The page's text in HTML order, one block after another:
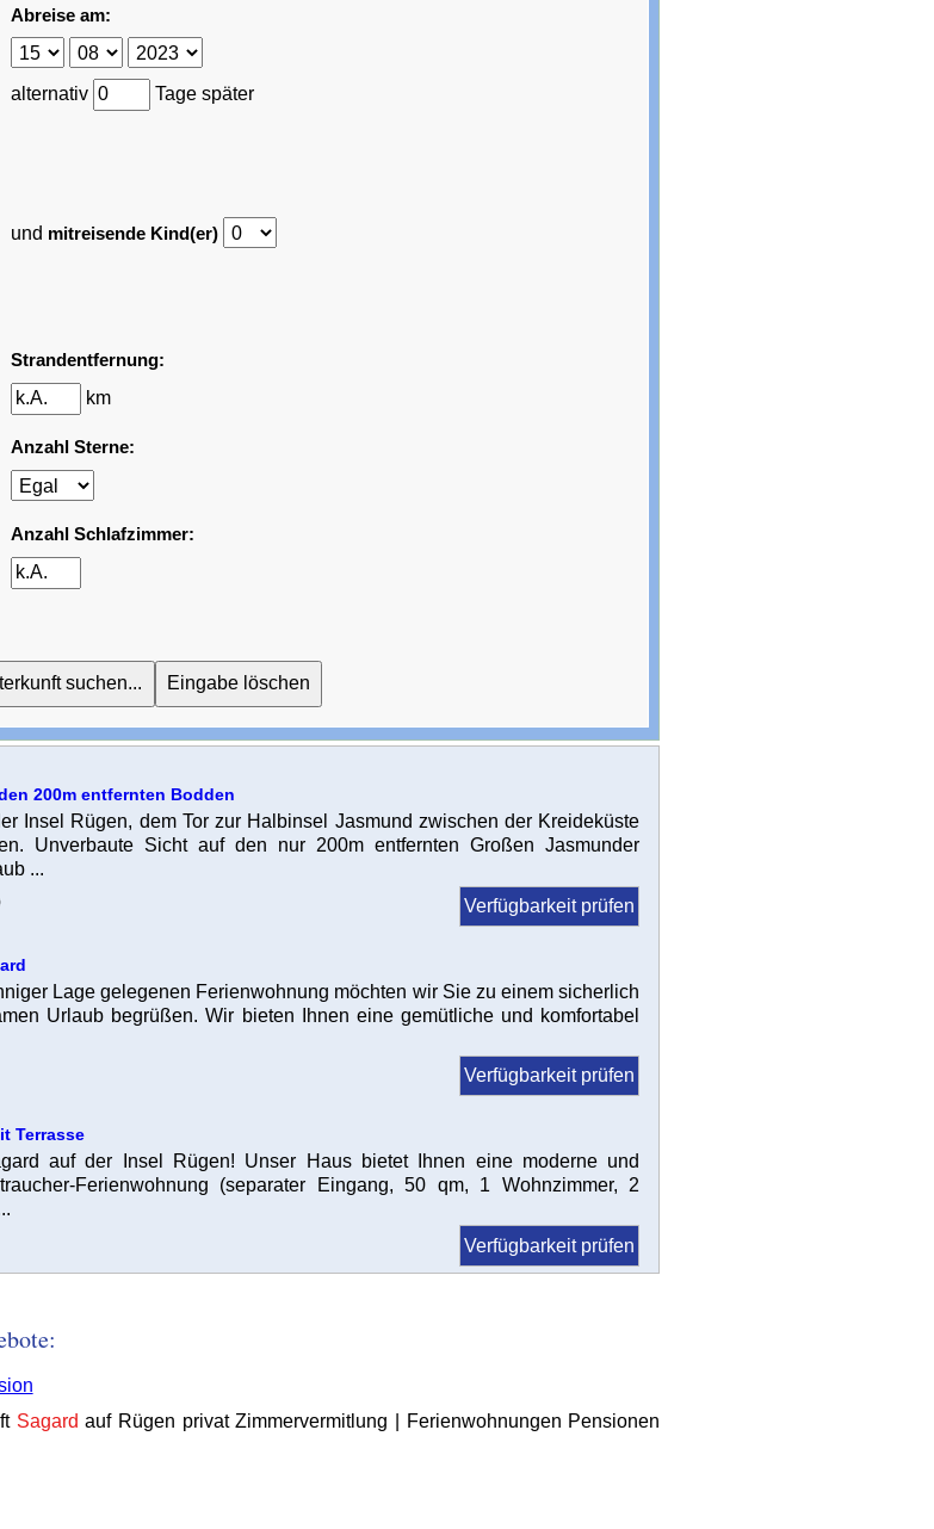
Abreise am:
alternativ Tage später
und mitreisende Kind(er)
Strandentfernung:
km
Anzahl Sterne:
Anzahl Schlafzimmer:
200m entfernten Bodden
Insel Rügen, dem Tor zur Halbinsel Jasmund zwischen der Kreideküste
Unverbaute Sicht auf den nur 200m entfernten Großen Jasmunder
...
Verfügbarkeit prüfen
Lage gelegenen Ferienwohnung möchten wir Sie zu einem sicherlich
Urlaub begrüßen. Wir bieten Ihnen eine gemütliche und komfortabel
Verfügbarkeit prüfen
Terrasse
auf der Insel Rügen! Unser Haus bietet Ihnen eine moderne und
Ferienwohnung (separater Eingang, 50 qm, 1 Wohnzimmer, 2
Verfügbarkeit prüfen
Sagard auf Rügen privat Zimmervermitlung | Ferienwohnungen Pensionen